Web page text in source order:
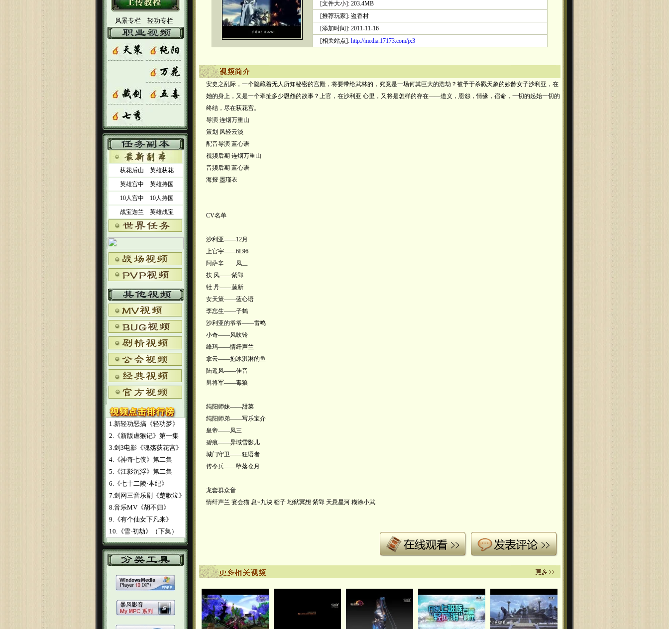
风景专栏 轻功专栏
荻花后山
英雄荻花
英雄宫中
英雄持国
10人宫中
10人持国
战宝迦兰
英雄战宝
1.新轻功恶搞《轻功梦》
2.《新版虐猴记》第一集
3.剑3电影《魂殇荻花宫》
4.《神奇七侠》第二集
5.《江影沉浮》第二集
6.《七十二陵·本纪》
7.剑网三音乐剧《楚歌泣》
8.音乐MV《胡不归》
9.《有个仙女下凡来》
10.《雪·初劫》（下集）
[文件大小]: 203.4MB
[推荐玩家]: 盗香村
[添加时间]: 2011-11-16
[相关站点]: http://media.17173.com/jx3
安史之乱际，一个隐藏着无人所知秘密的宫殿，将要带给武林的，究竟是一场何其巨大的浩劫？被予于杀戮天象的妙龄女子沙利亚，在
她的身上，又是一个牵扯多少恩怨的故事？上官，在沙利亚 心里，又将是怎样的存在——道义，恩怨，情缘，宿命，一切的起始一切的
终结，尽在荻花宫。
导演 连烟万重山
策划 风轻云淡
配音导演 蓝心语
视频后期 连烟万重山
音频后期 蓝心语
海报 墨瑾衣
CV名单
沙利亚——12月
上官宇——6L96
阿萨辛——凤三
扶 风——紫郢
牡 丹——藤新
女天策——蓝心语
李忘生——子鹤
沙利亚的爷爷——雷鸣
小奇——风吹铃
绛玛——情纤声兰
拿云——抱冰淇淋的鱼
陆遥风——佳音
男将军——毒狼
纯阳师妹——甜菜
纯阳师弟——写乐宝介
皇帝——凤三
碧痕——异域雪影儿
城门守卫——狂语者
传令兵——堕落仓月
龙套群众音
情纤声兰 宴会猫 息~九泱 稻子 地狱冥想 紫郢 天悬星河 糊涂小武